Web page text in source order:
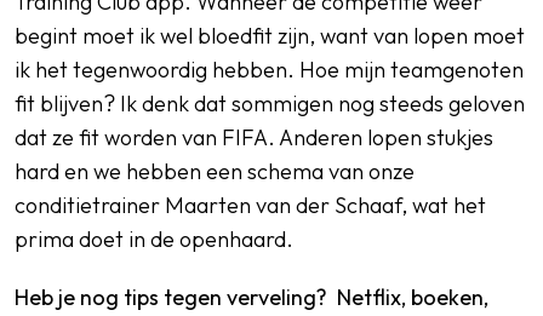
begint moet ik wel bloedfit zijn, want van lopen moet
ik het tegenwoordig hebben. Hoe mijn teamgenoten
fit blijven? Ik denk dat sommigen nog steeds geloven
dat ze fit worden van FIFA. Anderen lopen stukjes
hard en we hebben een schema van onze
conditietrainer Maarten van der Schaaf, wat het
prima doet in de openhaard.
Heb je nog tips tegen verveling? Netflix, boeken,